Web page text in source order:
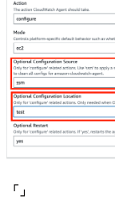
「」